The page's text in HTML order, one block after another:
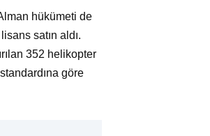
hükümeti de
satın aldı.
352 helikopter
göre